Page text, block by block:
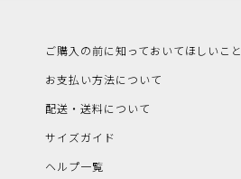
ご購入の前に知っておいてほしいこと
お支払い方法について
配送・送料について
サイズガイド
ヘルプ一覧